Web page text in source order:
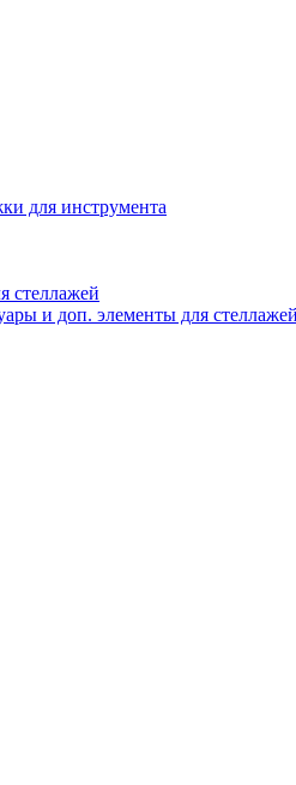
для инструмента
стеллажей
и доп. элементы для стеллажей